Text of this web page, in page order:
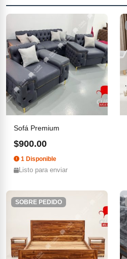
Sofá Premium
$900.00
1 Disponible
Listo para enviar
SOBRE PEDIDO